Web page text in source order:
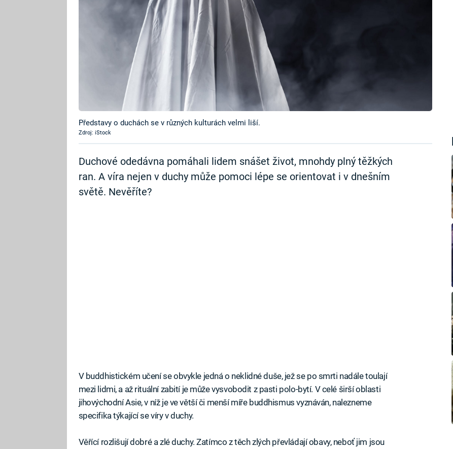
Představy o duchách se v různých kulturách velmi liší.
Zdroj: iStock
Duchové odedávna pomáhali lidem snášet život, mnohdy plný těžkých
ran. A víra nejen v duchy může pomoci lépe se orientovat i v dnešním
světě. Nevěříte?
V buddhistickém učení se obvykle jedná o neklidné duše, jež se po smrti nadále toulají
mezi lidmi, a až rituální zabití je může vysvobodit z pasti polo-bytí. V celé širší oblasti
jihovýchodní Asie, v níž je ve větší či menší míře buddhismus vyznáván, nalezneme
specifika týkající se víry v duchy.
Věřící rozlišují dobré a zlé duchy. Zatímco z těch zlých převládají obavy, neboť jim jsou